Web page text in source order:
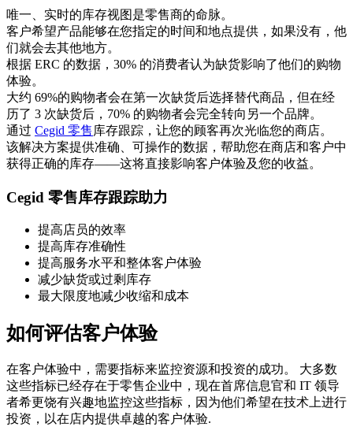
唯一、实时的库存视图是零售商的命脉。
客户希望产品能够在您指定的时间和地点提供，如果没有，他
们就会去其他地方。
根据 ERC 的数据，30% 的消费者认为缺货影响了他们的购物
体验。
大约 69%的购物者会在第一次缺货后选择替代商品，但在经
历了 3 次缺货后，70% 的购物者会完全转向另一个品牌。
通过 Cegid 零售 库存跟踪，让您的顾客再次光临您的商店。
该解决方案提供准确、可操作的数据，帮助您在商店和客户中
获得正确的库存——这将直接影响客户体验及您的收益。
Cegid 零售库存跟踪助力
提高店员的效率
提高库存准确性
提高服务水平和整体客户体验
减少缺货或过剩库存
最大限度地减少收缩和成本
如何评估客户体验
在客户体验中，需要指标来监控资源和投资的成功。 大多数
这些指标已经存在于零售企业中，现在首席信息官和 IT 领导
者希更饶有兴趣地监控这些指标，因为他们希望在技术上进行
投资，以在店内提供卓越的客户体验.